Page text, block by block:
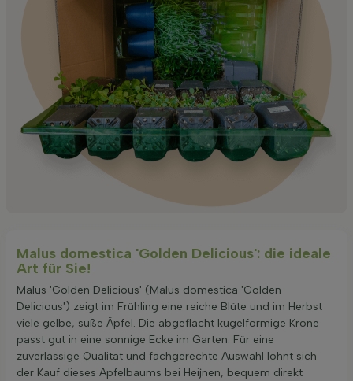
Malus domestica 'Golden Delicious': die ideale
Art für Sie!
Malus 'Golden Delicious' (Malus domestica 'Golden
Delicious') zeigt im Frühling eine reiche Blüte und im Herbst
viele gelbe, süße Äpfel. Die abgeflacht kugelförmige Krone
passt gut in eine sonnige Ecke im Garten. Für eine
zuverlässige Qualität und fachgerechte Auswahl lohnt sich
der Kauf dieses Apfelbaums bei Heijnen, bequem direkt